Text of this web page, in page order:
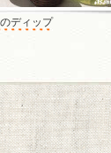
ディップ